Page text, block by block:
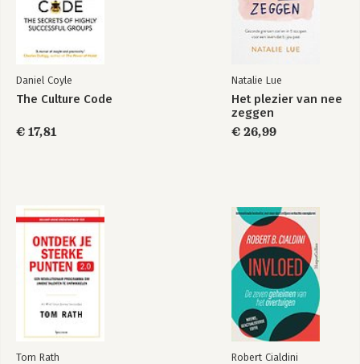
Daniel Coyle
The Culture Code
€ 17,81
Natalie Lue
Het plezier van nee
zeggen
€ 26,99
Tom Rath Robert Cialdini